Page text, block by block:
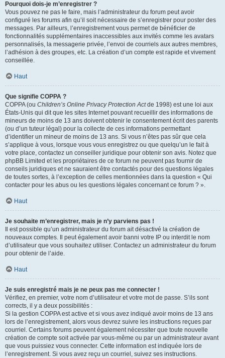
Pourquoi dois-je m’enregistrer ?
Vous pouvez ne pas le faire, mais l’administrateur du forum peut avoir
configuré les forums afin qu’il soit nécessaire de s’enregistrer pour poster des
messages. Par ailleurs, l’enregistrement vous permet de bénéficier de
fonctionnalités supplémentaires inaccessibles aux invités comme les avatars
personnalisés, la messagerie privée, l’envoi de courriels aux autres membres,
l’adhésion à des groupes, etc. La création d’un compte est rapide et vivement
conseillée.
Haut
Que signifie COPPA ?
COPPA (ou Children’s Online Privacy Protection Actde 1998) est une loi aux
États-Unis qui dit que les sites Internet pouvant recueillir des informations de
mineurs de moins de 13 ans doivent obtenir le consentement écrit des parents
(ou d’un tuteur légal) pour la collecte de ces informations permettant
d’identifier un mineur de moins de 13 ans. Si vous n’êtes pas sûr que cela
s’applique à vous, lorsque vous vous enregistrez ou que quelqu’un le fait à
votre place, contactez un conseiller juridique pour obtenir son avis. Notez que
phpBB Limited et les propriétaires de ce forum ne peuvent pas fournir de
conseils juridiques et ne sauraient être contactés pour des questions légales
de toutes sortes, à l’exception de celles mentionnées dans la question « Qui
contacter pour les abus ou les questions légales concernant ce forum ? ».
Haut
Je souhaite m’enregistrer, mais je n’y parviens pas !
Il est possible qu’un administrateur du forum ait désactivé la création de
nouveaux comptes. Il peut également avoir banni votre IP ou interdit le nom
d’utilisateur que vous souhaitez utiliser. Contactez un administrateur du forum
pour obtenir de l’aide.
Haut
Je suis enregistré mais je ne peux pas me connecter !
Vérifiez, en premier, votre nom d’utilisateur et votre mot de passe. S’ils sont
corrects, il y a deux possibilités :
Si la gestion COPPA est active et si vous avez indiqué avoir moins de 13 ans
lors de l’enregistrement, alors vous devrez suivre les instructions reçues par
courriel. Certains forums peuvent également nécessiter que toute nouvelle
création de compte soit activée par vous-même ou par un administrateur avant
que vous puissiez vous connecter. Cette information est indiquée lors de
l’enregistrement. Si vous avez reçu un courriel, suivez ses instructions.